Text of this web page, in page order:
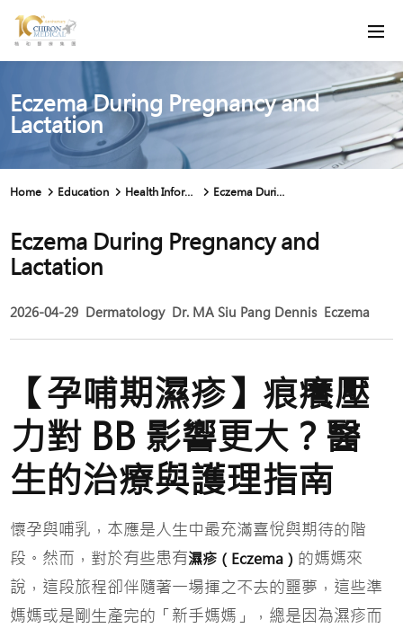
Eczema During Pregnancy and
Lactation
Home Education Health Information Eczema During Pregnancy and Lactation
Eczema During Pregnancy and
Lactation
2026-04-29 Dermatology Dr. MA Siu Pang Dennis Eczema
【孕哺期濕疹】痕癢壓
力對 BB 影響更大？醫
生的治療與護理指南
懷孕與哺乳，本應是人生中最充滿喜悅與期待的階
段。然而，對於有些患有濕疹（Eczema） 的媽媽來
說，這段旅程卻伴隨著一場揮之不去的噩夢，這些準
媽媽或是剛生產完的「新手媽媽」，總是因為濕疹而